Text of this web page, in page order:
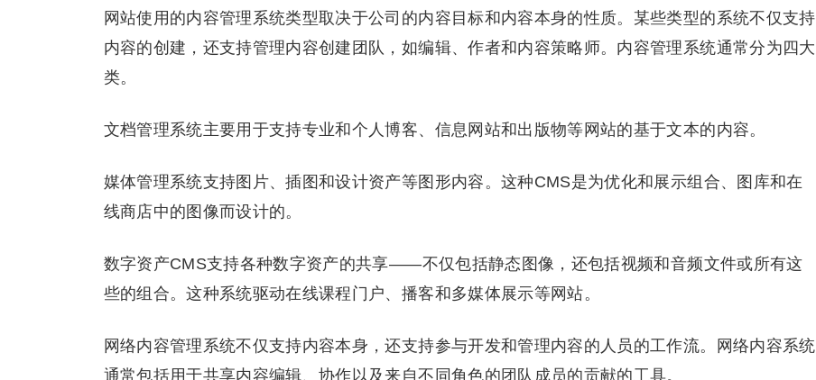
网站使用的内容管理系统类型取决于公司的内容目标和内容本身的性质。某些类型的系统不仅支持
内容的创建，还支持管理内容创建团队，如编辑、作者和内容策略师。内容管理系统通常分为四大
类。
文档管理系统主要用于支持专业和个人博客、信息网站和出版物等网站的基于文本的内容。
媒体管理系统支持图片、插图和设计资产等图形内容。这种CMS是为优化和展示组合、图库和在
线商店中的图像而设计的。
数字资产CMS支持各种数字资产的共享——不仅包括静态图像，还包括视频和音频文件或所有这
些的组合。这种系统驱动在线课程门户、播客和多媒体展示等网站。
网络内容管理系统不仅支持内容本身，还支持参与开发和管理内容的人员的工作流。网络内容系统
通常包括用于共享内容编辑、协作以及来自不同角色的团队成员的贡献的工具。